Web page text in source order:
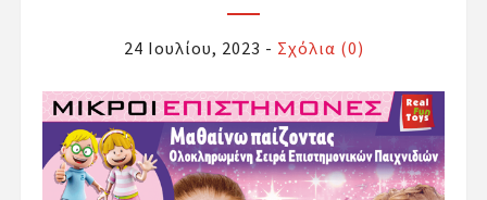
24 Ιουλίου, 2023 - Σχόλια (0)